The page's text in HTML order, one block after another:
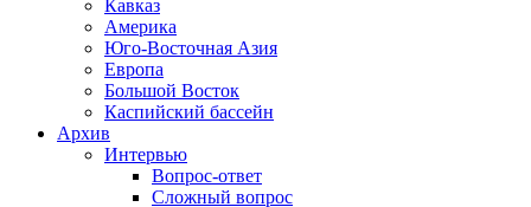
Кавказ
Америка
Юго-Восточная Азия
Европа
Большой Восток
Каспийский бассейн
Архив
Интервью
Вопрос-ответ
Сложный вопрос